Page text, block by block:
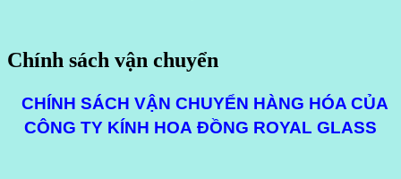
Chính sách vận chuyển
CHÍNH SÁCH VẬN CHUYỂN HÀNG HÓA CỦA
CÔNG TY KÍNH HOA ĐỒNG ROYAL GLASS